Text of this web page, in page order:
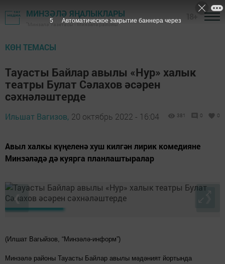
МИНЗӘЛӘ ЯҢАЛЫКЛАРЫ
"Минзәлә" газетасы - Минзәлә районы
КӨН ТЕМАСЫ
Тауасты Байлар авылы «Нур» халык
театры Булат Сәлахов әсәрен
сәхнәләштерде
Ильшат Вагизов, 20 октябрь 2022 - 16:04 381 0 0
Авыл халкы күңеленә хуш килгән лирик комедияне
Минзәләдә дә куярга планлаштыралар
❮ ❯
(Илшат Вагыйзов, “Минзәлә-информ”)
Минзәлә районы Тауасты Байлар авылы мәдәният йортында
4 Автоматическое закрытие баннера через